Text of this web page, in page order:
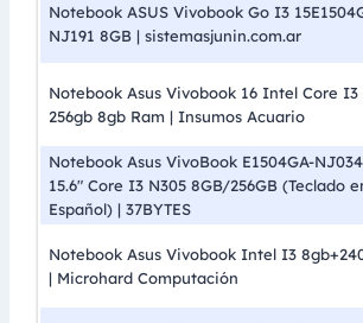
Notebook ASUS Vivobook Go I3
NJ191 8GB | sistemasjunin.com.ar
Notebook Asus Vivobook 16 Intel Core I3
256gb 8gb Ram | Insumos Acuario
Notebook Asus VivoBook E1504GA-
15.6″ Core I3 N305 8GB/256GB (Teclado
Español) | 37BYTES
Notebook Asus Vivobook Intel I3
| Microhard Computación